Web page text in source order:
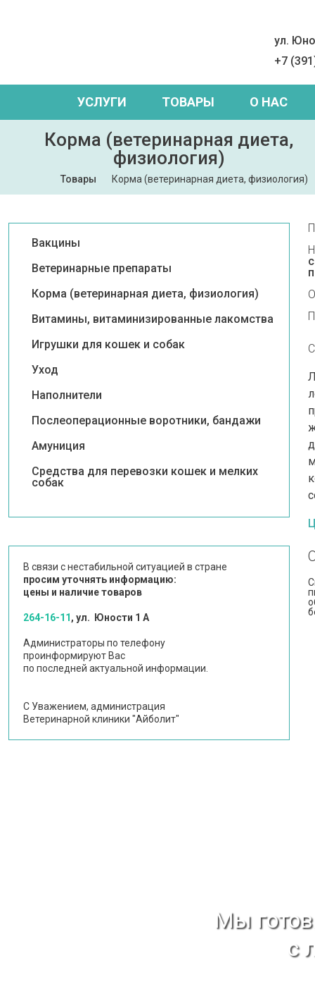
ул.
+7
УСЛУГИ ТОВАРЫ О НАС
Корма (ветеринарная диета,
физиология)
Товары Корма (ветеринарная диета, физиология)
Вакцины
Ветеринарные препараты
Корма (ветеринарная диета, физиология)
Витамины, витаминизированные лакомства
Игрушки для кошек и собак
Уход
Наполнители
Послеоперационные воротники, бандажи
Амуниция
Средства для перевозки кошек и мелких
собак
В связи с нестабильной ситуацией в стране
просим уточнять информацию:
цены и наличие товаров
264-16-11, ул. Юности 1 А
Администраторы по телефону
проинформируют Вас
по последней актуальной информации.
С Уважением, администрация
Ветеринарной клиники "Айболит"
Мы
с